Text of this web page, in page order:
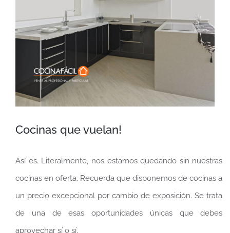
grande
Cocinas que vuelan!
Así es. Literalmente, nos estamos quedando sin nuestras
cocinas en oferta. Recuerda que disponemos de cocinas a
un precio excepcional por cambio de exposición. Se trata
de una de esas oportunidades únicas que debes
aprovechar sí o sí.